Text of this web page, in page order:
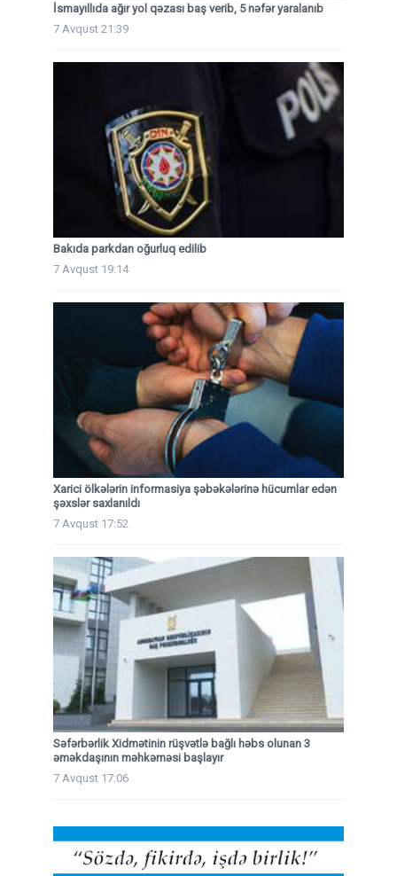
İsmayıllıda ağır yol qəzası baş verib, 5 nəfər yaralanıb
7 Avqust 21:39
Bakıda parkdan oğurluq edilib
7 Avqust 19:14
Xarici ölkələrin informasiya şəbəkələrinə hücumlar edən
şəxslər saxlanıldı
7 Avqust 17:52
Səfərbərlik Xidmətinin rüşvətlə bağlı həbs olunan 3
əməkdaşının məhkəməsi başlayır
7 Avqust 17:06